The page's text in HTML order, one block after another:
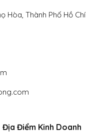
Hòa, Thành Phố Hồ Chí
Địa Điểm Kinh Doanh